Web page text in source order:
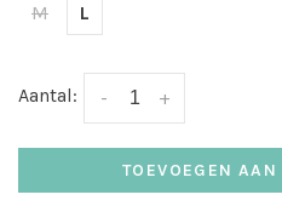
M L
Aantal: +
-
TOEVOEGEN